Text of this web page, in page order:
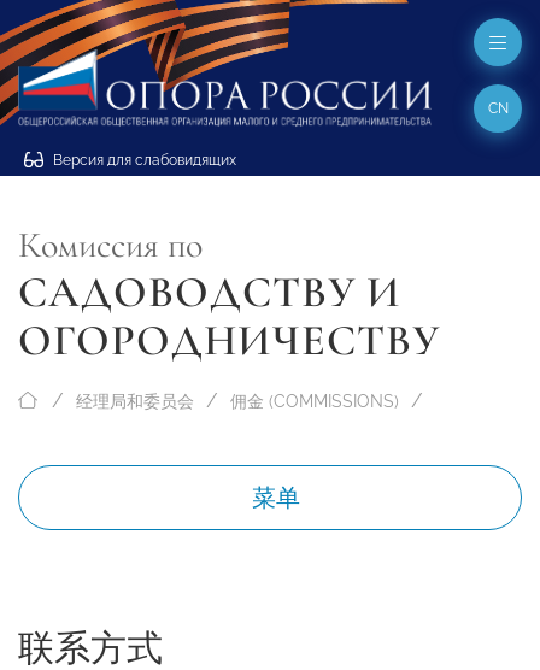
Версия для слабовидящих
CN
Комиссия по
САДОВОДСТВУ И
ОГОРОДНИЧЕСТВУ
经理局和委员会 佣金 (COMMISSIONS)
菜单
联系方式